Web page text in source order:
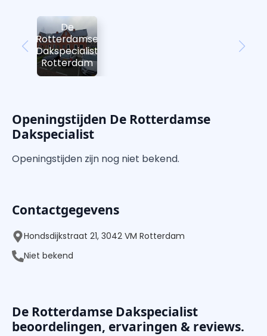
De
Rotterdamse
Dakspecialist
Rotterdam
Openingstijden De Rotterdamse
Dakspecialist
Openingstijden zijn nog niet bekend.
Contactgegevens
Hondsdijkstraat 21, 3042 VM Rotterdam
Niet bekend
De Rotterdamse Dakspecialist
beoordelingen, ervaringen & reviews.